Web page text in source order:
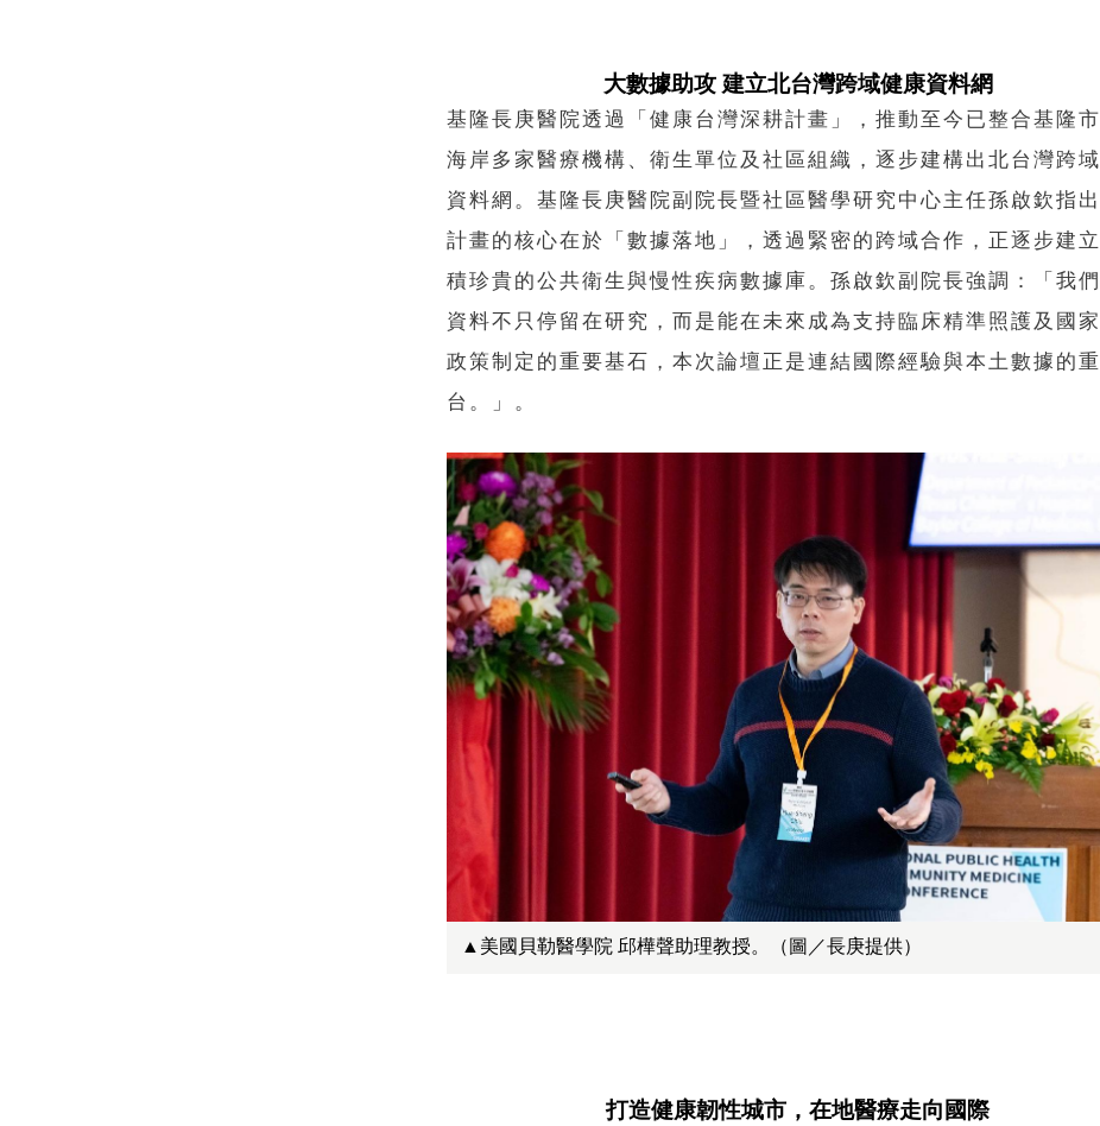
大數據助攻 建立北台灣跨域健康資料網
基隆長庚醫院透過「健康台灣深耕計畫」，推動至今已整合基隆
海岸多家醫療機構、衛生單位及社區組織，逐步建構出北台灣跨
資料網。基隆長庚醫院副院長暨社區醫學研究中心主任孫啟欽指
計畫的核心在於「數據落地」，透過緊密的跨域合作，正逐步建
積珍貴的公共衛生與慢性疾病數據庫。孫啟欽副院長強調：「我
資料不只停留在研究，而是能在未來成為支持臨床精準照護及國
政策制定的重要基石，本次論壇正是連結國際經驗與本土數據的
台。」。
▲美國貝勒醫學院 邱樺聲助理教授。（圖／長庚提供）
打造健康韌性城市，在地醫療走向國際